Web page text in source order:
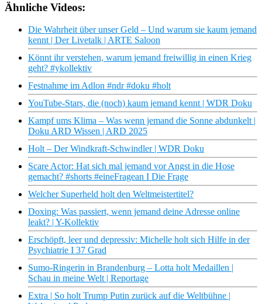
Ähnliche Videos:
Die Wahrheit über unser Geld – Und warum sie kaum jemand
kennt | Der Livetalk | ARTE Saloon
Könnt ihr verstehen, warum jemand freiwillig in einen Krieg
geht? #ykollektiv
Festnahme im Adlon #ndr #doku #holt
YouTube-Stars, die (noch) kaum jemand kennt | WDR Doku
Kampf ums Klima – Was wenn jemand die Sonne abdunkelt |
Doku ARD Wissen | ARD 2025
Holt – Der Windkraft-Schwindler | WDR Doku
Scare Actor: Hat sich mal jemand vor Angst in die Hose
gemacht? #shorts #eineFragean I Die Frage
Welcher Superheld holt den Weltmeistertitel?
Doxing: Was passiert, wenn jemand deine Adresse online
leakt? | Y-Kollektiv
Erschöpft, leer und depressiv: Michelle holt sich Hilfe in der
Psychiatrie I 37 Grad
Sumo-Ringerin in Brandenburg – Lotta holt Medaillen |
Schau in meine Welt | Reportage
Extra | So holt Trump Putin zurück auf die Weltbühne |